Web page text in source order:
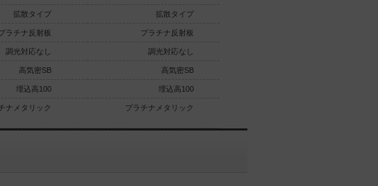
拡散タイプ
ラチナ反射板
調光対応なし
高気密SB
埋込高100
ナメタリック
拡散タイプ
プラチナ反射板
調光対応なし
高気密SB
埋込高100
プラチナメタリック